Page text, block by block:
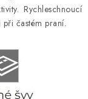
Rychleschnoucí
častém praní.